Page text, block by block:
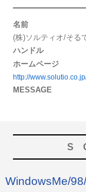
名前
(株)ソルティオ/そる
ハンドル
ホームページ
http://
MESSAGE
WindowsMe/